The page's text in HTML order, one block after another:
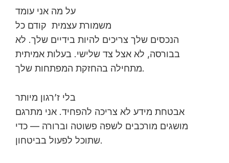
על מה אני עומד
משמורת עצמית קודם כל
הנכסים שלך צריכים להיות בידיים שלך. לא
בבורסה, לא אצל צד שלישי. בעלות אמיתית
מתחילה בהחזקת המפתחות שלך.
בלי ז’רגון מיותר
אבטחת מידע לא צריכה להפחיד. אני מתרגם
מושגים מורכבים לשפה פשוטה וברורה — כדי
שתוכל לפעול בביטחון.